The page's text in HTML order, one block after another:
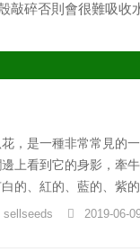
碎否則會很難吸收
，是一種非常常見的
上看到它的身影，牽
的、紅的、藍的、紫
sellseeds 2019-06-